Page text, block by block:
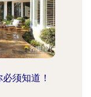
须知道！